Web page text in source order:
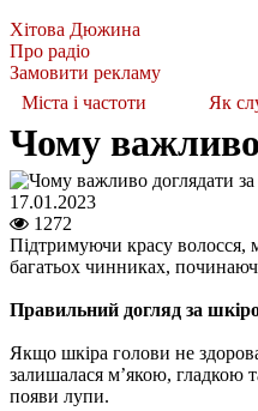
Хітова Дюжина
Про радіо
Замовити рекламу
Міста і частоти
Як
Чому
17.01.2023
1272
Підтримуючи красу волосся,
багатьох чинниках,
Правильний догляд за
Якщо шкіра голови не
залишалася м’якою, гладкою
появи лупи.